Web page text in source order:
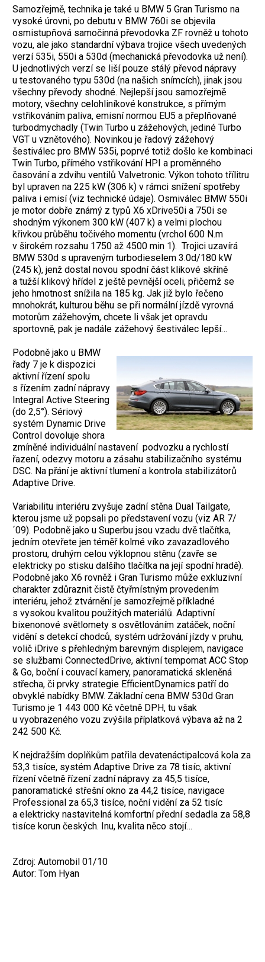
Samozřejmě, technika je také u BMW 5 Gran Turismo na
vysoké úrovni, po debutu v BMW 760i se objevila
osmistupňová samočinná převodovka ZF rovněž u tohoto
vozu, ale jako standardní výbava trojice všech uvedených
verzí 535i, 550i a 530d (mechanická převodovka už není).
U jednotlivých verzí se liší pouze stálý převod nápravy
u testovaného typu 530d (na našich snímcích), jinak jsou
všechny převody shodné. Nejlepší jsou samozřejmě
motory, všechny celohliníkové konstrukce, s přímým
vstřikováním paliva, emisní normou EU5 a přeplňované
turbodmychadly (Twin Turbo u zážehových, jediné Turbo
VGT u vznětového). Novinkou je řadový zážehový
šestiválec pro BMW 535i, poprvé totiž došlo ke kombinaci
Twin Turbo, přímého vstřikování HPI a proměnného
časování a zdvihu ventilů Valvetronic. Výkon tohoto třílitru
byl upraven na 225 kW (306 k) v rámci snížení spotřeby
paliva i emisí (viz technické údaje). Osmiválec BMW 550i
je motor dobře známý z typů X6 xDrive50i a 750i se
shodným výkonem 300 kW (407 k) a velmi plochou
křivkou průběhu točivého momentu (vrchol 600 N.m
v širokém rozsahu 1750 až 4500 min 1). Trojici uzavírá
BMW 530d s upraveným turbodieselem 3.0d/180 kW
(245 k), jenž dostal novou spodní část klikové skříně
a tužší klikový hřídel z ještě pevnější oceli, přičemž se
jeho hmotnost snížila na 185 kg. Jak již bylo řečeno
mnohokrát, kulturou běhu se při normální jízdě vyrovná
motorům zážehovým, chcete li však jet opravdu
sportovně, pak je nadále zážehový šestiválec lepší…
Podobně jako u BMW
řady 7 je k dispozici
aktivní řízení spolu
s řízením zadní nápravy
Integral Active Steering
(do 2,5°). Sériový
systém Dynamic Drive
Control dovoluje shora
zmíněné individuální nastavení podvozku a rychlostí
řazení, odezvy motoru a zásahu stabilizačního systému
DSC. Na přání je aktivní tlumení a kontrola stabilizátorů
Adaptive Drive.
Variabilitu interiéru zvyšuje zadní stěna Dual Tailgate,
kterou jsme už popsali po představení vozu (viz AR 7/
´09). Podobně jako u Superbu jsou vzadu dvě tlačítka,
jedním otevřete jen téměř kolmé víko zavazadlového
prostoru, druhým celou výklopnou stěnu (zavře se
elektricky po stisku dalšího tlačítka na její spodní hradě).
Podobně jako X6 rovněž i Gran Turismo může exkluzivní
charakter zdůraznit čistě čtyřmístným provedením
interiéru, jehož ztvárnění je samozřejmě příkladné
s vysokou kvalitou použitých materiálů. Adaptivní
bixenonové světlomety s osvětlováním zatáček, noční
vidění s detekcí chodců, systém udržování jízdy v pruhu,
volič iDrive s přehledným barevným displejem, navigace
se službami ConnectedDrive, aktivní tempomat ACC Stop
& Go, boční i couvací kamery, panoramatická skleněná
střecha, či prvky strategie EfficientDynamics patří do
obvyklé nabídky BMW. Základní cena BMW 530d Gran
Turismo je 1 443 000 Kč včetně DPH, tu však
u vyobrazeného vozu zvýšila příplatková výbava až na 2
242 500 Kč.
K nejdražším doplňkům patřila devatenáctipalcová kola za
53,3 tisíce, systém Adaptive Drive za 78 tisíc, aktivní
řízení včetně řízení zadní nápravy za 45,5 tisíce,
panoramatické střešní okno za 44,2 tisíce, navigace
Professional za 65,3 tisíce, noční vidění za 52 tisíc
a elektricky nastavitelná komfortní přední sedadla za 58,8
tisíce korun českých. Inu, kvalita něco stojí…
Zdroj: Automobil 01/10
Autor: Tom Hyan